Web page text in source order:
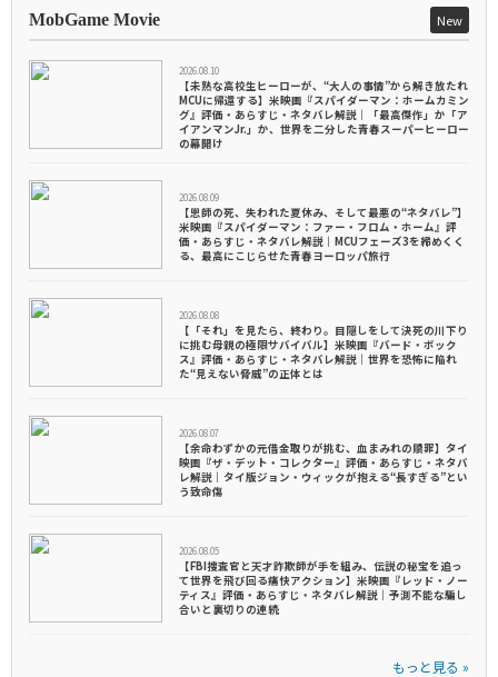
MobGame Movie New
2026.08.10
【未熟な高校生ヒーローが、“大人の事情”から解き放たれ
MCUに帰還する】米映画『スパイダーマン：ホームカミン
グ』評価・あらすじ・ネタバレ解説｜「最高傑作」か「ア
イアンマンJr.」か、世界を二分した青春スーパーヒーロー
の幕開け
2026.08.09
【恩師の死、失われた夏休み、そして最悪の“ネタバレ”】
米映画『スパイダーマン：ファー・フロム・ホーム』評
価・あらすじ・ネタバレ解説｜MCUフェーズ3を締めくく
る、最高にこじらせた青春ヨーロッパ旅行
2026.08.08
【「それ」を見たら、終わり。目隠しをして決死の川下り
に挑む母親の極限サバイバル】米映画『バード・ボック
ス』評価・あらすじ・ネタバレ解説｜世界を恐怖に陥れ
た“見えない脅威”の正体とは
2026.08.07
【余命わずかの元借金取りが挑む、血まみれの贖罪】タイ
映画『ザ・デット・コレクター』評価・あらすじ・ネタバ
レ解説｜タイ版ジョン・ウィックが抱える“長すぎる”とい
う致命傷
2026.08.05
【FBI捜査官と天才詐欺師が手を組み、伝説の秘宝を追っ
て世界を飛び回る痛快アクション】米映画『レッド・ノー
ティス』評価・あらすじ・ネタバレ解説｜予測不能な騙し
合いと裏切りの連続
もっと見る »